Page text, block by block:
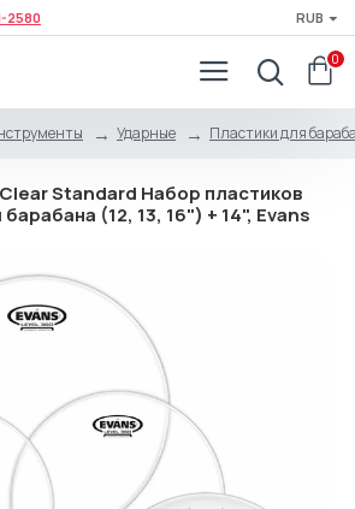
2580 RUB
0
Ударные Пластики для
Clear Standard Набор пластиков
(12, 13, 16") + 14", Evans